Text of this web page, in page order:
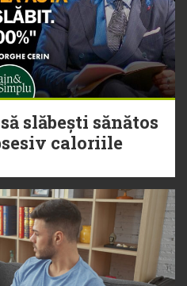
slăbești sănătos
caloriile